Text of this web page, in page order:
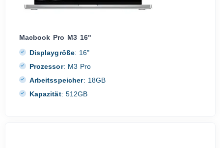
Macbook Pro M3 16"
Displaygröße: 16"
Prozessor: M3 Pro
Arbeitsspeicher: 18GB
Kapazität: 512GB